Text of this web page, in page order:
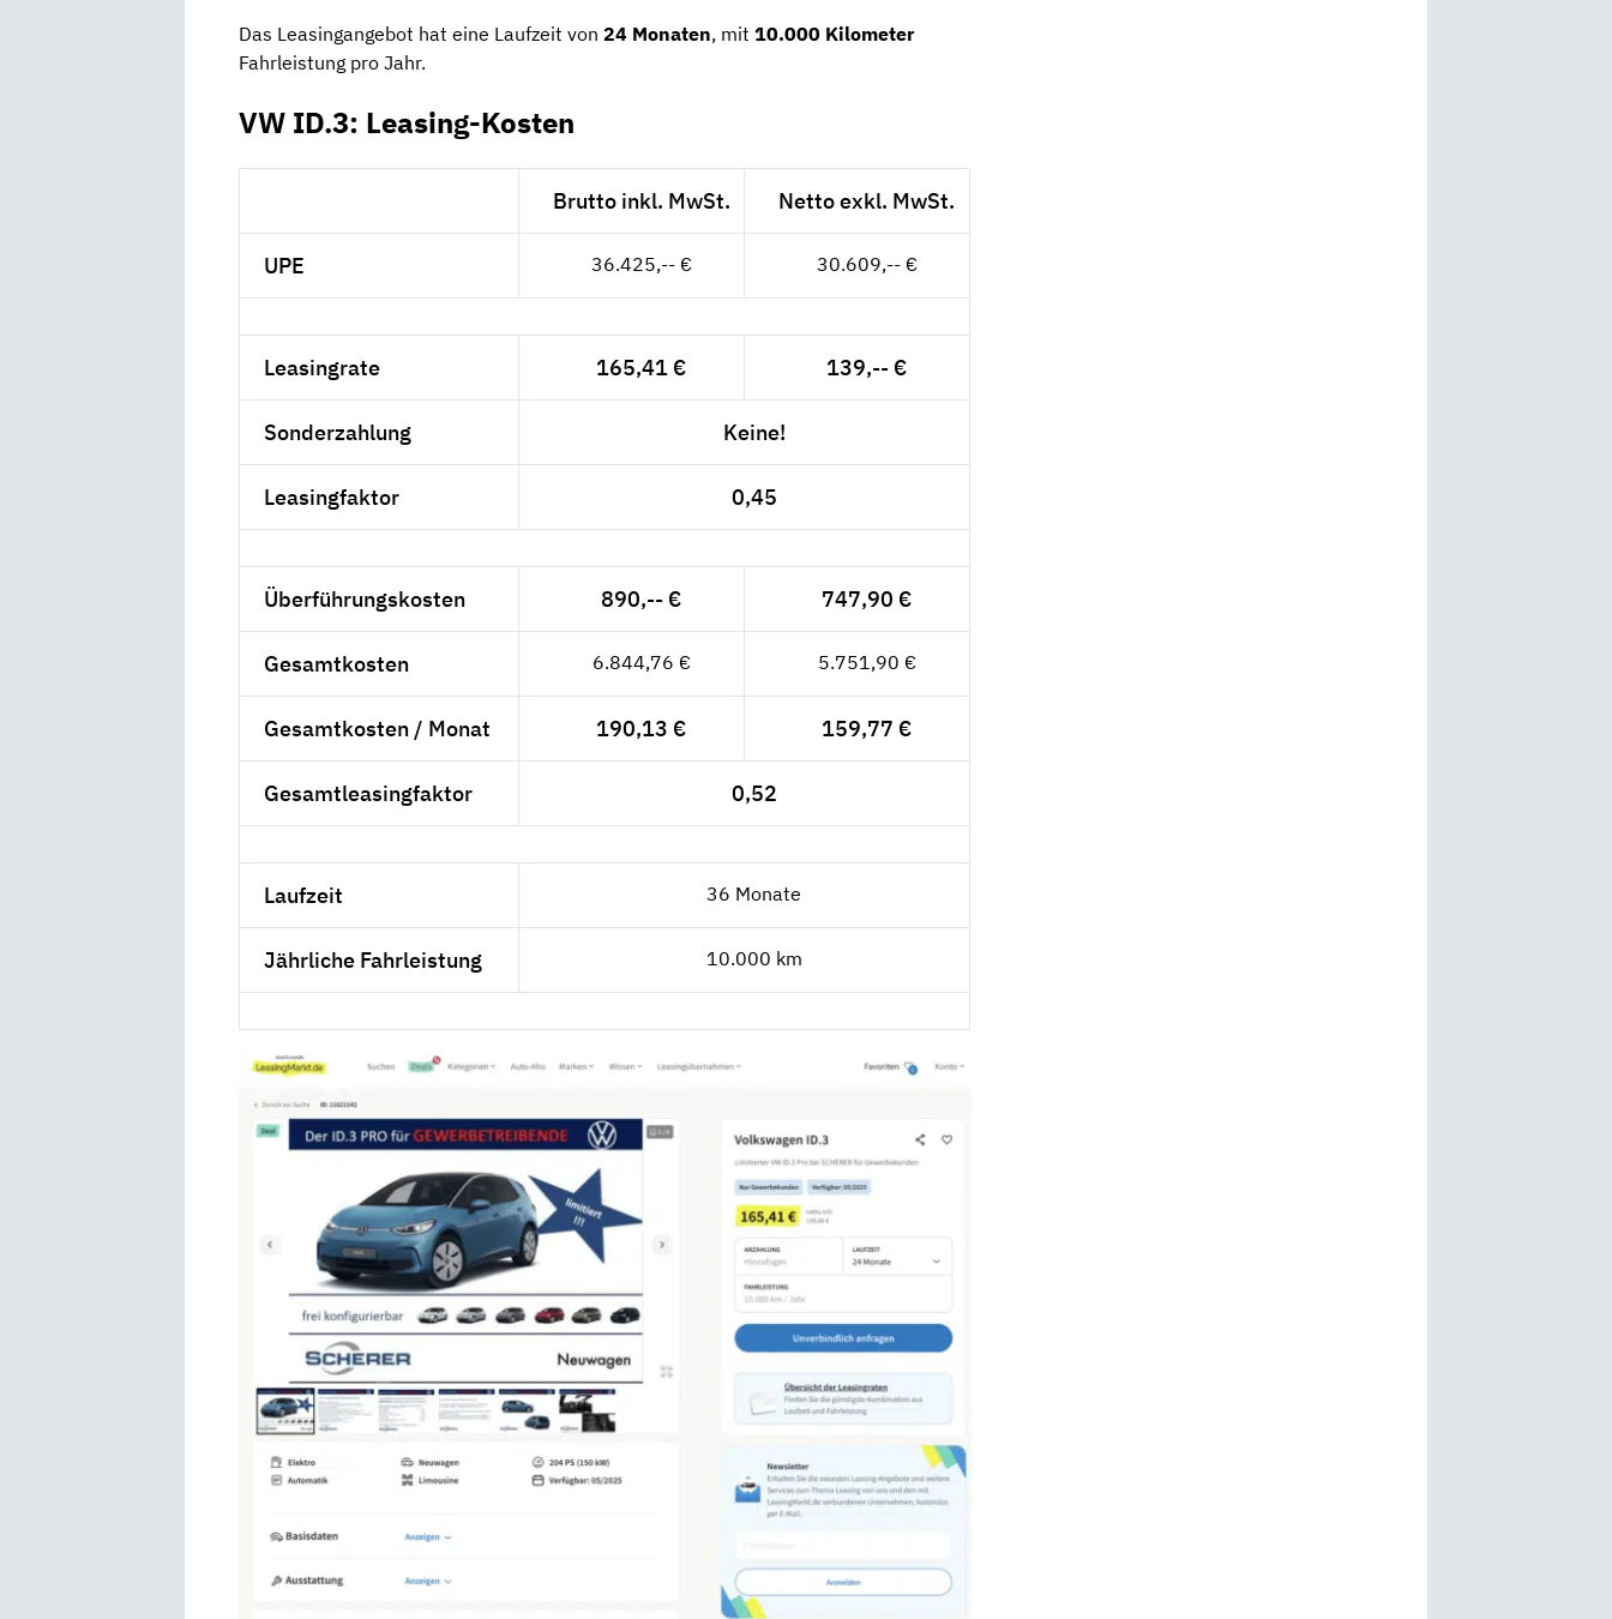
Das Leasingangebot hat eine Laufzeit von 24 Monaten, mit 10.000 Kilometer
Fahrleistung pro Jahr.
VW ID.3: Leasing-Kosten
Brutto inkl. MwSt. Netto exkl. MwSt.
UPE 36.425,-- € 30.609,-- €
Leasingrate 165,41 € 139,-- €
Sonderzahlung Keine!
Leasingfaktor 0,45
Überführungskosten 890,-- € 747,90 €
Gesamtkosten 6.844,76 € 5.751,90 €
Gesamtkosten / Monat 190,13 € 159,77 €
Gesamtleasingfaktor 0,52
Laufzeit 36 Monate
Jährliche Fahrleistung 10.000 km